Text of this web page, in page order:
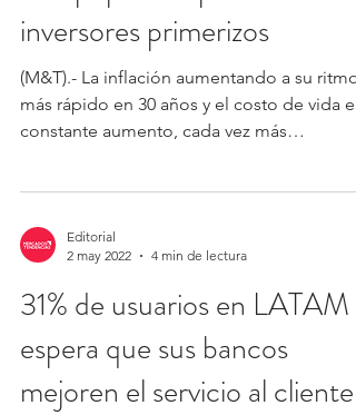
inversores primerizos
(M&T).- La inflación aumentando a su ritmo
más rápido en 30 años y el costo de vida en
constante aumento, cada vez más
Editorial
2 may 2022
4 min de lectura
31% de usuarios en LATAM
espera que sus bancos
mejoren el servicio al cliente